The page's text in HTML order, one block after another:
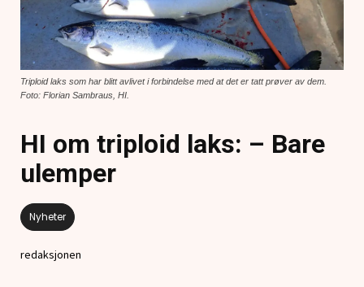
Triploid laks som har blitt avlivet i forbindelse med at det er tatt prøver av dem.
Foto: Florian Sambraus, HI.
HI om triploid laks: – Bare
ulemper
Nyheter
redaksjonen